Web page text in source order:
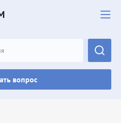
вопрос